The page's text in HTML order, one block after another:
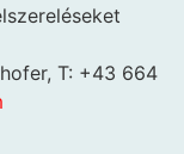
T: +43 664